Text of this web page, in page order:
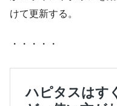
けて更新する。
・・・・・